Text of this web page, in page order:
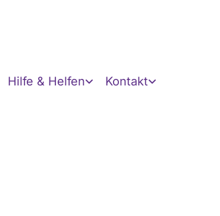
Hilfe & Helfen Kontakt